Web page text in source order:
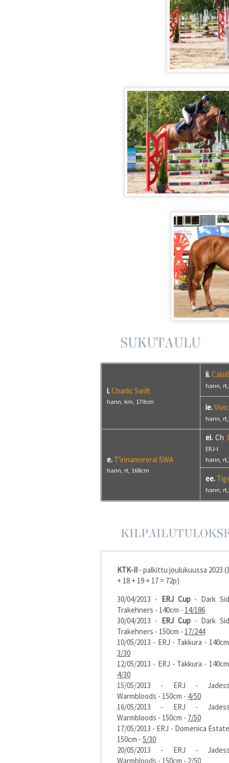
SUKUTAULU
i.Charlic Swift
hann, km, 170cm
ii.
hann,
ie.
hann,
e. T'innamorerai SWA
hann, rt, 168cm
ei. Ch
ERJ-I
hann,
ee.
hann,
KTK-II - palkittu joulukuussa 2023
+ 18 + 19 + 17 = 72p)
30/04/2013 - ERJ Cup- Dark
Trakehners - 140cm - 14/186
30/04/2013 - ERJ Cup- Dark
Trakehners - 150cm - 17/244
10/05/2013 - ERJ - Takkura -
3/30
12/05/2013 - ERJ - Takkura -
4/30
15/05/2013 - ERJ -
Warmbloods - 150cm - 4/50
16/05/2013 - ERJ -
Warmbloods - 150cm - 7/50
17/05/2013 - ERJ - Domenica
150cm - 5/30
20/05/2013 - ERJ -
Warmbloods - 150cm - 2/50